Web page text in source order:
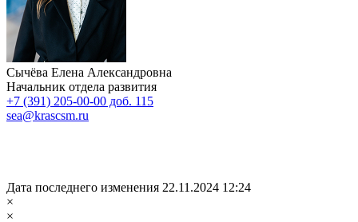
Сычёва Елена Александровна
Начальник отдела развития
+7 (391) 205-00-00 доб. 115
sea@krascsm.ru
Дата последнего изменения 22.11.2024 12:24
×
×